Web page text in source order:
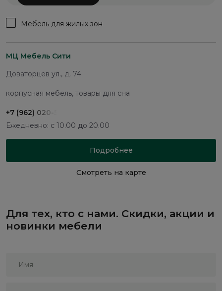
Мебель для жилых зон
МЦ Мебель Сити
Доваторцев ул., д. 74
корпусная мебель, товары для сна
+7 (962) 020-59-81
Ежедневно: с 10.00 до 20.00
Подробнее
Смотреть на карте
Для тех, кто с нами. Скидки, акции и
новинки мебели